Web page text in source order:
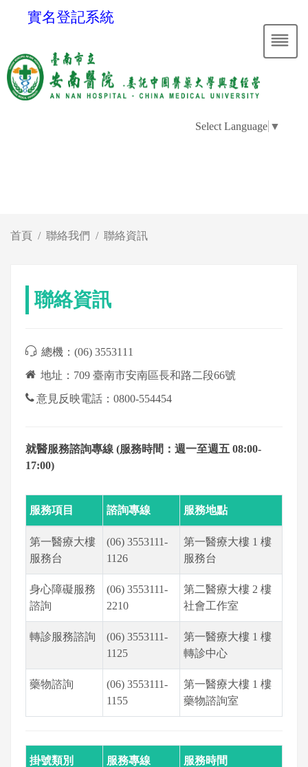
實名登記系統
Select Language ▼
首頁 聯絡我們 聯絡資訊
聯絡資訊
總機：(06) 3553111
地址：709 臺南市安南區長和路二段66號
意見反映電話：0800-554454
就醫服務諮詢專線 (服務時間：週一至週五 08:00-
17:00)
服務項目 諮詢專線 服務地點
第一醫療大樓
服務台
(06) 3553111-
1126
第一醫療大樓 1 樓
服務台
身心障礙服務
諮詢
(06) 3553111-
2210
第二醫療大樓 2 樓
社會工作室
轉診服務諮詢
(06) 3553111-
1125
第一醫療大樓 1 樓
轉診中心
藥物諮詢
(06) 3553111-
1155
第一醫療大樓 1 樓
藥物諮詢室
掛號類別 服務專線 服務時間